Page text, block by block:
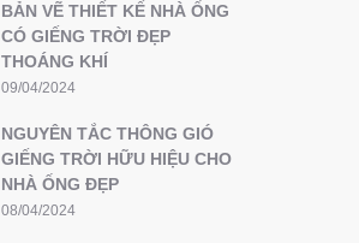
BẢN VẼ THIẾT KẾ NHÀ ỐNG
CÓ GIẾNG TRỜI ĐẸP
THOÁNG KHÍ
09/04/2024
NGUYÊN TẮC THÔNG GIÓ
GIẾNG TRỜI HỮU HIỆU CHO
NHÀ ỐNG ĐẸP
08/04/2024